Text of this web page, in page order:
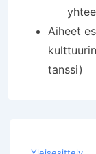
Aiheet
tanssi)